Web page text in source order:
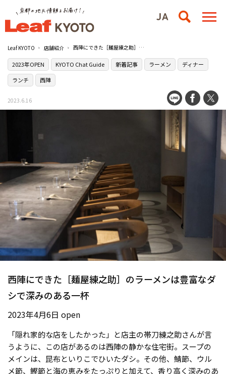
Leaf KYOTO 店舗紹介 西陣にできた［麺屋練之助］のラーメンは豊富なダシで深みのある一杯
2023年OPEN KYOTO Chat Guide 新着記事 ラーメン
ディナー
ランチ
西陣
2023.6.16
西陣にできた［麺屋練之助］のラーメンは豊富なダ
シで深みのある一杯
2023年4月6日 open
「隠れ家的な店をしたかった」と店主の帯刀練之助さんが言
うように、この店があるのは西陣の静かな住宅街。スープの
メインは、昆布といりこでひいたダシ。その他、鯖節、ウル
メ節、鰹節と海の恵みをたっぷりと加えて、香り高く深みのあ